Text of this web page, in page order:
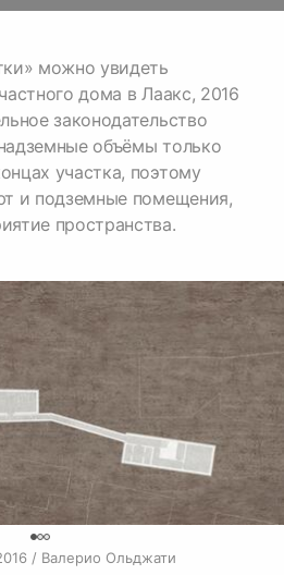
можно увидеть
дома в Лаакс, 2016
законодательство
объёмы только
участка, поэтому
и подземные помещения,
/ Валерио Ольджати